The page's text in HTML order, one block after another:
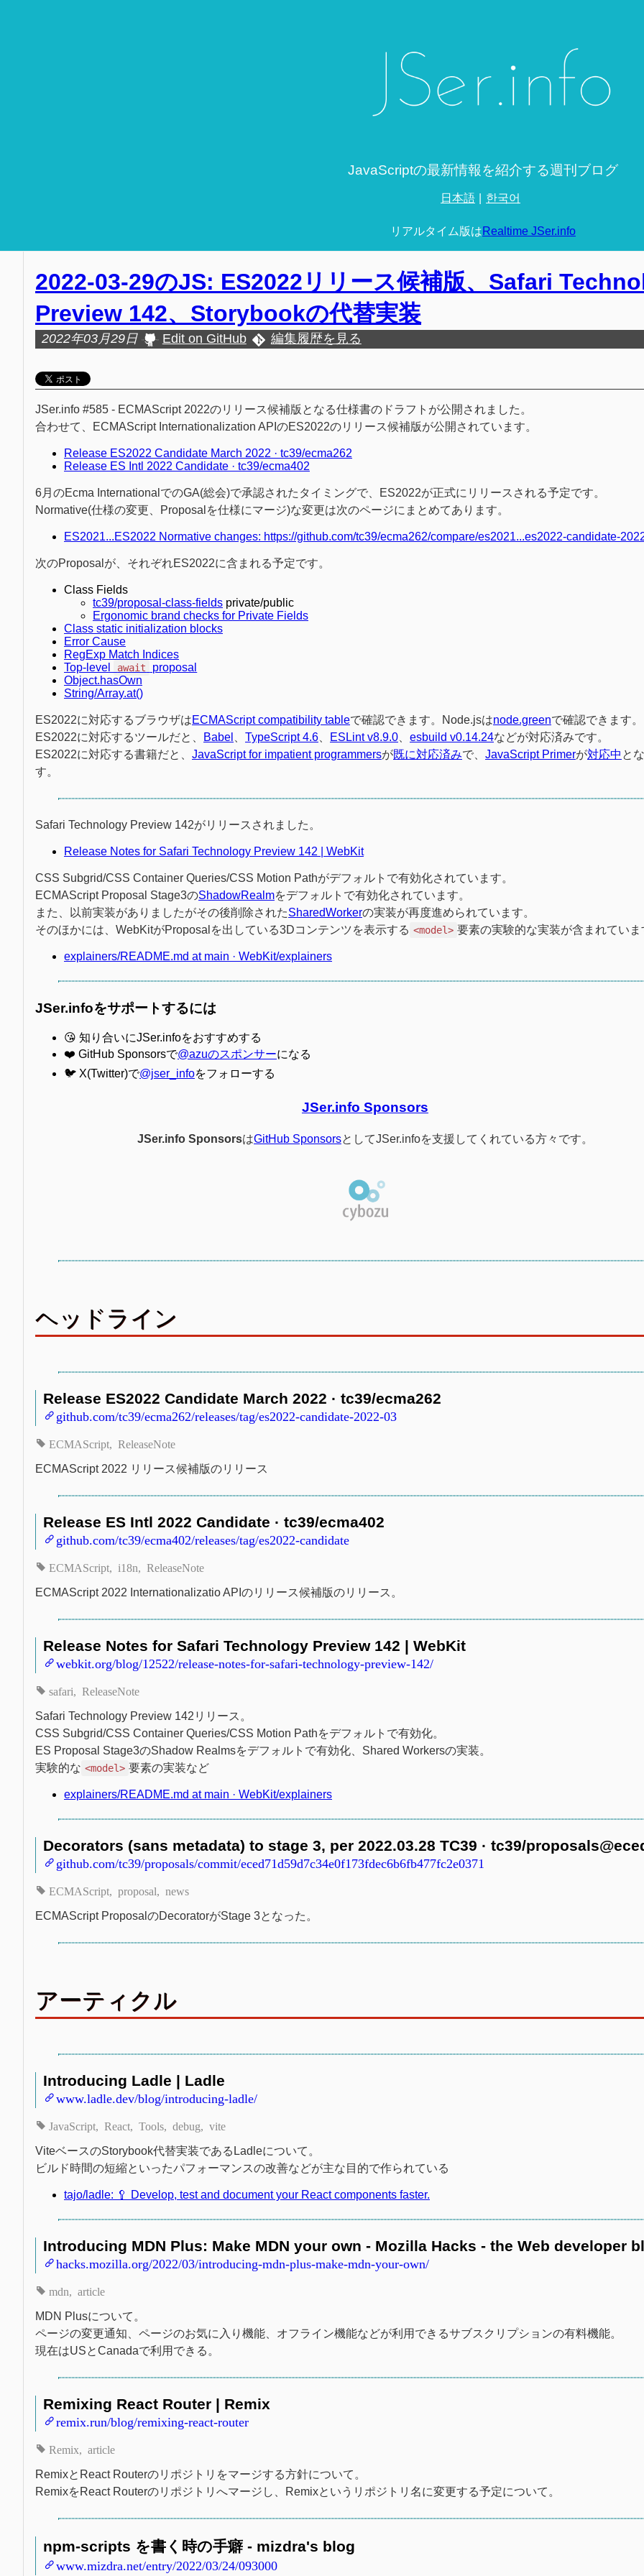
JavaScriptの最新情報を紹介する週刊ブログ
日本語 한국어
リアルタイム版はRealtime JSer.info
2022-03-29のJS: ES2022リリース候補版、Safari
Preview 142、Storybookの代替実装
2022年03月29日 Edit on GitHub 編集履歴を見る
JSer.info #585 - ECMAScript 2022のリリース候補版となる仕様書のドラフトが公開されました。
合わせて、ECMAScript Internationalization APIのES2022のリリース候補版が公開されています。
Release ES2022 Candidate March 2022 · tc39/ecma262
Release ES Intl 2022 Candidate · tc39/ecma402
6月のEcma InternationalでのGA(総会)で承認されたタイミングで、ES2022が正式にリリースされる予定です。
Normative(仕様の変更、Proposalを仕様にマージ)な変更は次のページにまとめてあります。
ES2021...ES2022 Normative changes: https://github.com/tc39/ecma262/compare/es2021...es2022-candidate-
次のProposalが、それぞれES2022に含まれる予定です。
Class Fields
tc39/proposal-class-fields private/public
Ergonomic brand checks for Private Fields
Class static initialization blocks
Error Cause
RegExp Match Indices
Top-level
await
proposal
Object.hasOwn
String/Array.at()
ES2022に対応するブラウザはECMAScript compatibility tableで確認できます。Node.jsはnode.greenで確認できます。
ES2022に対応するツールだと、
Babel TypeScript 4.6 ESLint v8.9.0 esbuild v0.14.24などが対応済みです。
ES2022に対応する書籍だと、 JavaScript for impatient programmersが既に対応済みで、 JavaScript Primerが対応中 と
す。
Safari Technology Preview 142がリリースされました。
Release Notes for Safari Technology Preview 142 | WebKit
CSS Subgrid/CSS Container Queries/CSS Motion Pathがデフォルトで有効化されています。
ECMAScript Proposal Stage3のShadowRealmをデフォルトで有効化されています。
また、以前実装がありましたがその後削除されたSharedWorkerの実装が再度進められています。
そのほかには、WebKitがProposalを出している3Dコンテンツを表示する <model> 要素の実験的な実装が含まれていま
explainers/README.md at main · WebKit/explainers
JSer.infoをサポートするには
😘 知り合いにJSer.infoをおすすめする
❤️ GitHub Sponsorsで@azuのスポンサーになる
🐦 X(Twitter)で@jser_infoをフォローする
JSer.info Sponsors
JSer.info SponsorsはGitHub SponsorsとしてJSer.infoを支援してくれている方々です。
ヘッドライン
Release ES2022 Candidate March 2022 · tc39/ecma262
github.com/tc39/ecma262/releases/tag/es2022-candidate-2022-03
ECMAScript ReleaseNote
ECMAScript 2022 リリース候補版のリリース
Release ES Intl 2022 Candidate · tc39/ecma402
github.com/tc39/ecma402/releases/tag/es2022-candidate
ECMAScript i18n ReleaseNote
ECMAScript 2022 Internationalizatio APIのリリース候補版のリリース。
Release Notes for Safari Technology Preview 142 | WebKit
webkit.org/blog/12522/release-notes-for-safari-technology-preview-142/
safari ReleaseNote
Safari Technology Preview 142リリース。
CSS Subgrid/CSS Container Queries/CSS Motion Pathをデフォルトで有効化。
ES Proposal Stage3のShadow Realmsをデフォルトで有効化、Shared Workersの実装。
実験的な <model> 要素の実装など
explainers/README.md at main · WebKit/explainers
Decorators (sans metadata) to stage 3, per 2022.03.28 TC39 · tc39/
github.com/tc39/proposals/commit/eced71d59d7c34e0f173fdec6b6fb477fc2e0371
ECMAScript proposal news
ECMAScript ProposalのDecoratorがStage 3となった。
アーティクル
Introducing Ladle | Ladle
www.ladle.dev/blog/introducing-ladle/
JavaScript React Tools debug vite
ViteベースのStorybook代替実装であるLadleについて。
ビルド時間の短縮といったパフォーマンスの改善などが主な目的で作られている
tajo/ladle: 🥄 Develop, test and document your React components faster.
Introducing MDN Plus: Make MDN your own - Mozilla Hacks - the Web developer
hacks.mozilla.org/2022/03/introducing-mdn-plus-make-mdn-your-own/
mdn article
MDN Plusについて。
ページの変更通知、ページのお気に入り機能、オフライン機能などが利用できるサブスクリプションの有料機能。
現在はUSとCanadaで利用できる。
Remixing React Router | Remix
remix.run/blog/remixing-react-router
Remix article
RemixとReact Routerのリポジトリをマージする方針について。
RemixをReact Routerのリポジトリへマージし、Remixというリポジトリ名に変更する予定について。
npm-scripts を書く時の手癖 - mizdra's blog
www.mizdra.net/entry/2022/03/24/093000